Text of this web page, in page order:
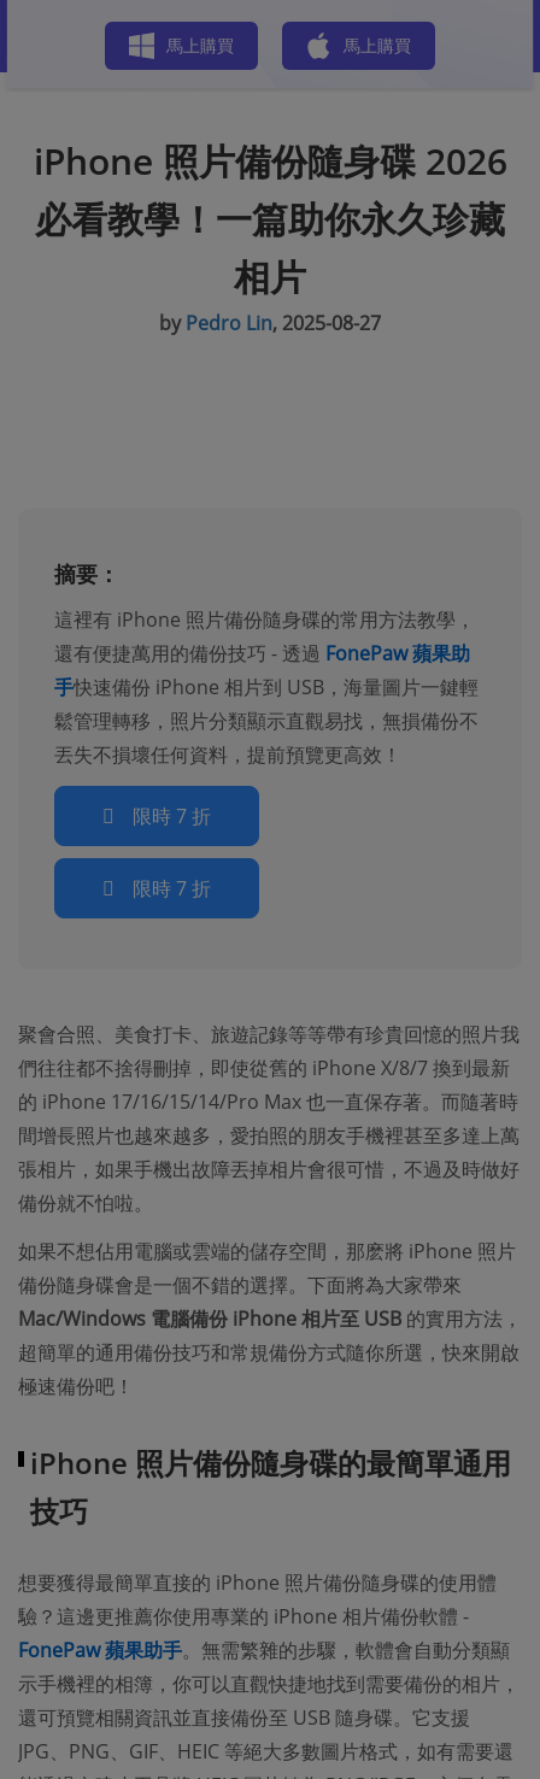
馬上購買 馬上購買
iPhone 照片備份隨身碟 2026
必看教學！一篇助你永久珍藏
相片
byPedro Lin, 2025-08-27
摘要：
這裡有 iPhone 照片備份隨身碟的常用方法教學，
還有便捷萬用的備份技巧 - 透過 FonePaw 蘋果助
手快速備份 iPhone 相片到 USB，海量圖片一鍵輕
鬆管理轉移，照片分類顯示直觀易找，無損備份不
丟失不損壞任何資料，提前預覽更高效！
限時 7 折
限時 7 折
聚會合照、美食打卡、旅遊記錄等等帶有珍貴回憶的照片我
們往往都不捨得刪掉，即使從舊的 iPhone X/8/7 換到最新
的 iPhone 17/16/15/14/Pro Max 也一直保存著。而隨著時
間增長照片也越來越多，愛拍照的朋友手機裡甚至多達上萬
張相片，如果手機出故障丟掉相片會很可惜，不過及時做好
備份就不怕啦。
如果不想佔用電腦或雲端的儲存空間，那麽將 iPhone 照片
備份隨身碟會是一個不錯的選擇。下面將為大家帶來
Mac/Windows 電腦備份 iPhone 相片至 USB 的實用方法，
超簡單的通用備份技巧和常規備份方式隨你所選，快來開啟
極速備份吧！
iPhone 照片備份隨身碟的最簡單通用
技巧
想要獲得最簡單直接的 iPhone 照片備份隨身碟的使用體
驗？這邊更推薦你使用專業的 iPhone 相片備份軟體 -
FonePaw 蘋果助手。無需繁雜的步驟，軟體會自動分類顯
示手機裡的相簿，你可以直觀快捷地找到需要備份的相片，
還可預覽相關資訊並直接備份至 USB 隨身碟。它支援
JPG、PNG、GIF、HEIC 等絕大多數圖片格式，如有需要還